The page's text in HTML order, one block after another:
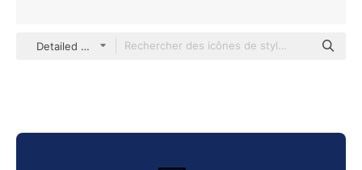
Detailed Mixed Lineal